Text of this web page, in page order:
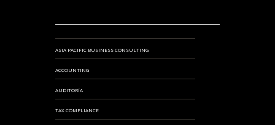
ASIA PACIFIC BUSINESS CONSULTING
ACCOUNTING
AUDITORÍA
TAX COMPLIANCE